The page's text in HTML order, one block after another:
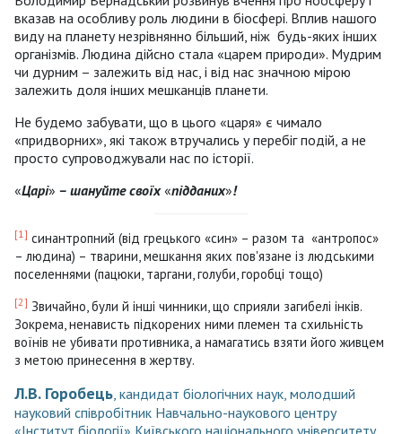
вказав на особливу роль людини в біосфері. Вплив нашого
виду на планету незрівнянно більший, ніж будь-яких інших
організмів. Людина дійсно стала «царем природи». Мудрим
чи дурним – залежить від нас, і від нас значною мірою
залежить доля інших мешканців планети.
Не будемо забувати, що в цього «царя» є чимало
«придворних», які також втручались у перебіг подій, а не
просто супроводжували нас по історії.
«Царі» – шануйте своїх«підданих»!
[1] синантропний (від грецького «син» – разом та «антропос»
– людина) – тварини, мешкання яких пов'язане із людськими
поселеннями (пацюки, таргани, голуби, горобці тощо)
[2] Звичайно, були й інші чинники, що сприяли загибелі інків.
Зокрема, ненависть підкорених ними племен та схильність
воїнів не убивати противника, а намагатись взяти його живцем
з метою принесення в жертву.
Л.В. Горобець, кандидат біологічних наук, молодший
науковий співробітник Навчально-наукового центру